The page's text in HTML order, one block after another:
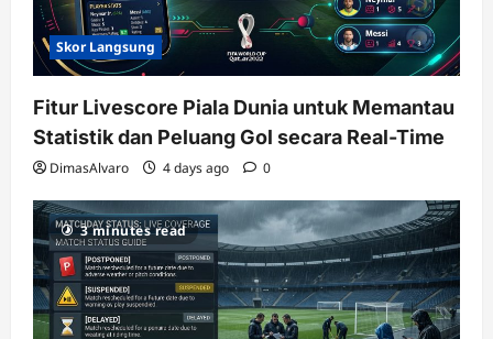
Skor Langsung
Fitur Livescore Piala Dunia untuk Memantau
Statistik dan Peluang Gol secara Real-Time
DimasAlvaro 4 days ago 0
3 minutes read